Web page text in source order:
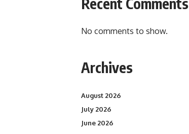
No comments to show.
Archives
August 2026
July 2026
June 2026